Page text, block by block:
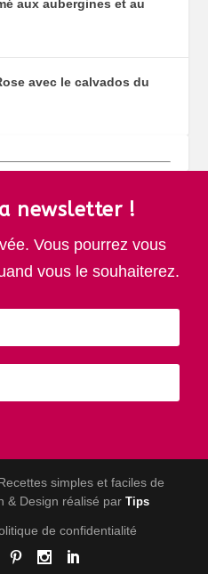
aux aubergines et au
avec le calvados du
newsletter !
Vous pourrez vous
vous le souhaiterez.
simples et faciles de
& Design réalisé par Tips
de confidentialité